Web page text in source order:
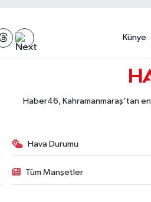
Künye
Haber46, Kahramanmaraş'tan
Hava Durumu
Tüm Manşetler